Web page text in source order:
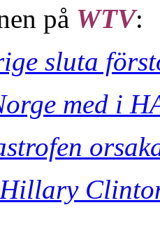
på WTV:
sluta
med i